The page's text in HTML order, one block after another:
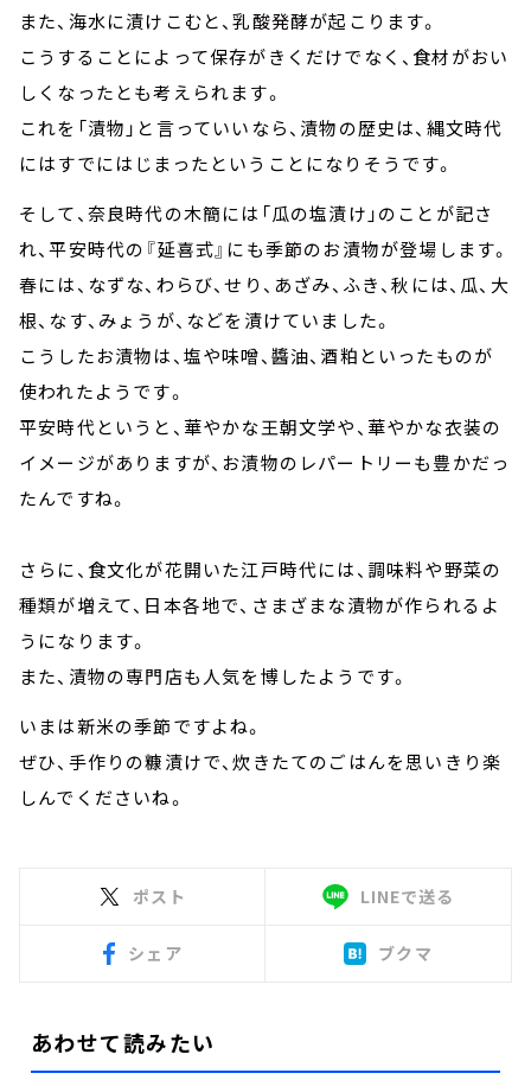
また、海水に漬けこむと、乳酸発酵が起こります。
こうすることによって保存がきくだけでなく、食材がおい
しくなったとも考えられます。
これを「漬物」と言っていいなら、漬物の歴史は、縄文時代
にはすでにはじまったということになりそうです。
そして、奈良時代の木簡には「瓜の塩漬け」のことが記さ
れ、平安時代の『延喜式』にも季節のお漬物が登場します。
春には、なずな、わらび、せり、あざみ、ふき、秋には、瓜、大
根、なす、みょうが、などを漬けていました。
こうしたお漬物は、塩や味噌、醬油、酒粕といったものが
使われたようです。
平安時代というと、華やかな王朝文学や、華やかな衣装の
イメージがありますが、お漬物のレパートリーも豊かだっ
たんですね。
さらに、食文化が花開いた江戸時代には、調味料や野菜の
種類が増えて、日本各地で、さまざまな漬物が作られるよ
うになります。
また、漬物の専門店も人気を博したようです。
いまは新米の季節ですよね。
ぜひ、手作りの糠漬けで、炊きたてのごはんを思いきり楽
しんでくださいね。
ポスト LINEで送る
シェア ブクマ
あわせて読みたい